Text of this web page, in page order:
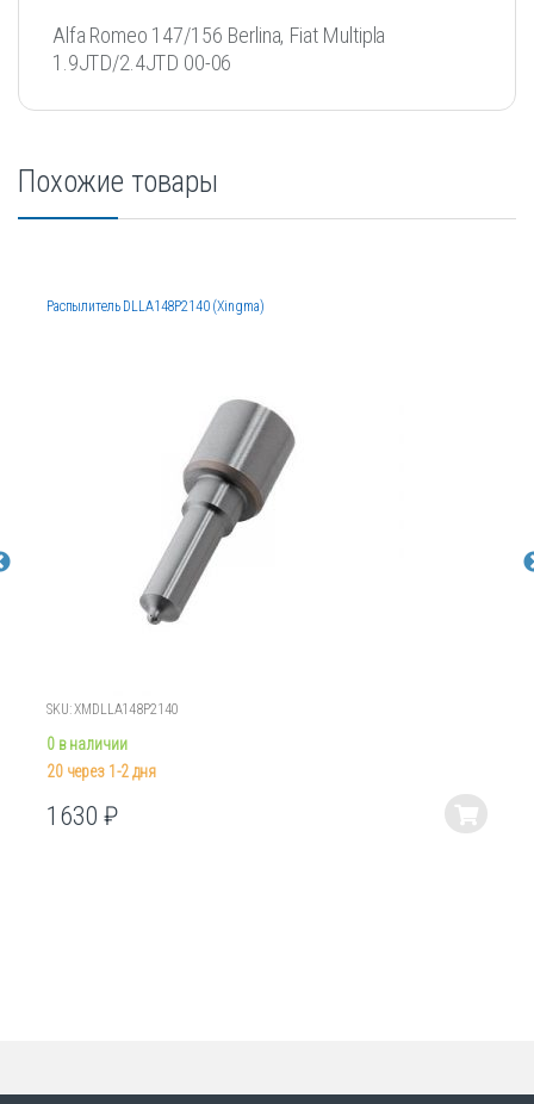
Alfa Romeo 147/156 Berlina, Fiat Multipla
1.9JTD/2.4JTD 00-06
Похожие товары
Распылитель DLLA148P2140 (Xingma)
SKU: XMDLLA148P2140
0 в наличии
20 через 1-2 дня
1630₽
Этот
товара.